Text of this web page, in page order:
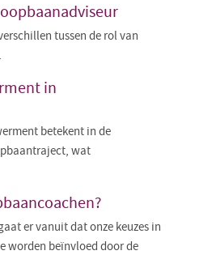
tussen de rol van
in
betekent in de
wat
er vanuit dat onze keuzes in
worden beïnvloed door de